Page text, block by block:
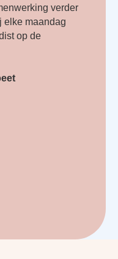
verder
elke maandag
op de